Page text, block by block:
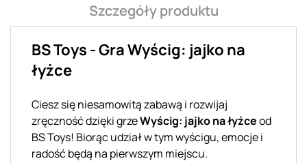
Szczegóły produktu
BS Toys - Gra Wyścig: jajko na
łyżce
Ciesz się niesamowitą zabawą i rozwijaj
zręczność dzięki grzeWyścig: jajko na łyżceod
BS Toys! Biorąc udział w tym wyścigu, emocje i
radość będą na pierwszym miejscu.